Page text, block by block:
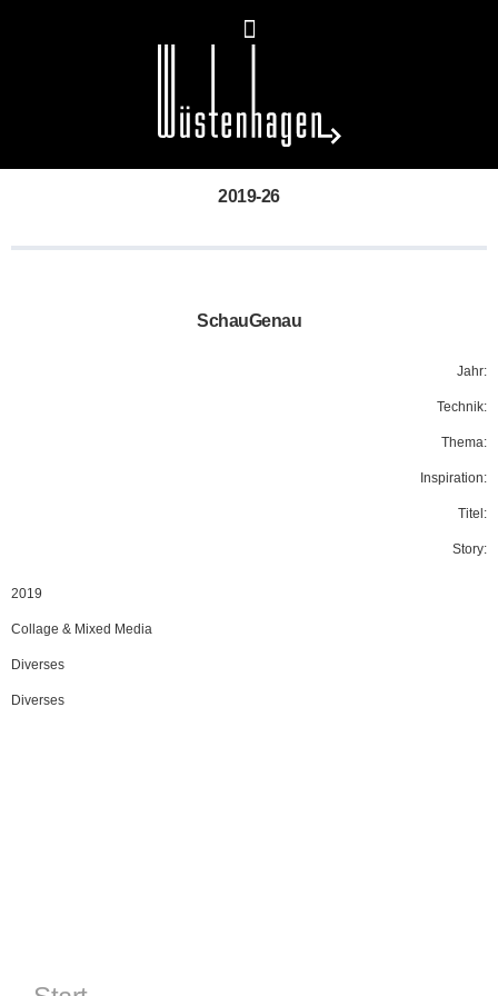
2019-26
SchauGenau
Jahr:
Technik:
Thema:
Inspiration:
Titel:
Story:
2019
Collage & Mixed Media
Diverses
Diverses